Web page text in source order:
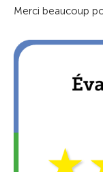
Merci beaucoup